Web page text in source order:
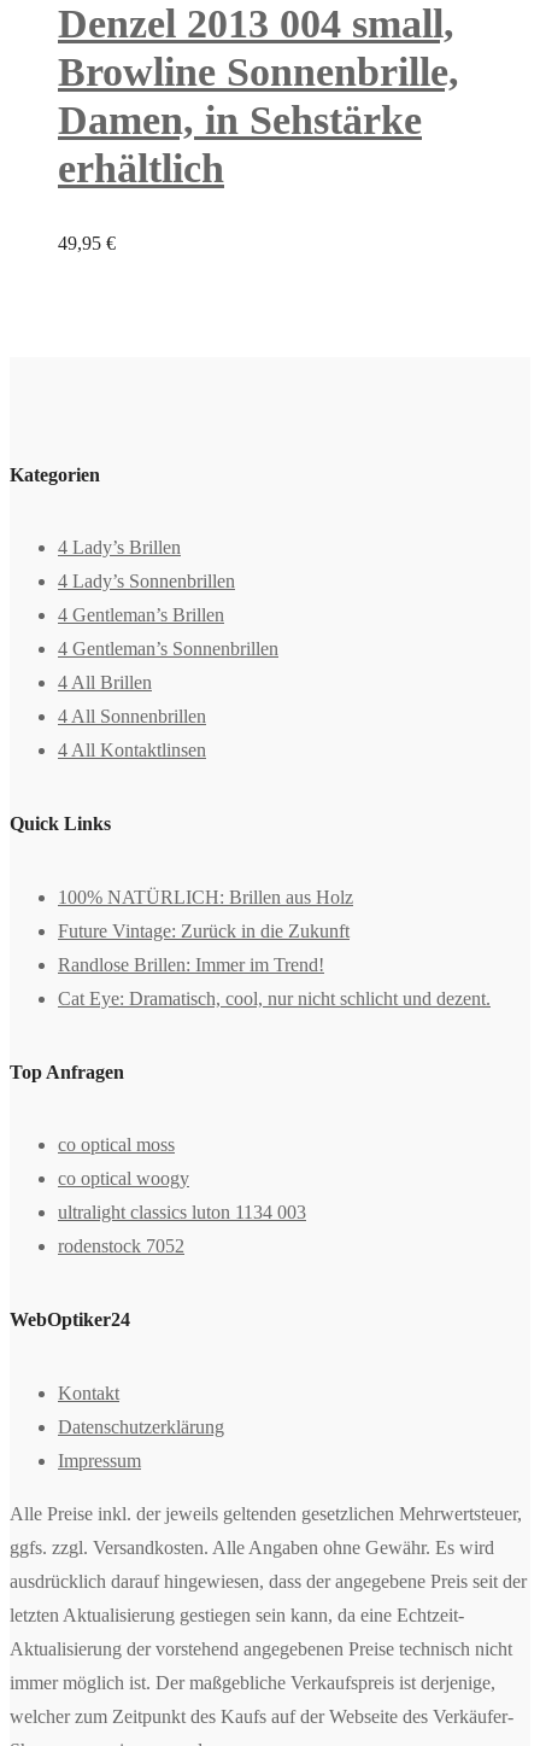
Denzel 2013 004 small,
Browline Sonnenbrille,
Damen, in Sehstärke
erhältlich
49,95 €
Kategorien
4 Lady’s Brillen
4 Lady’s Sonnenbrillen
4 Gentleman’s Brillen
4 Gentleman’s Sonnenbrillen
4 All Brillen
4 All Sonnenbrillen
4 All Kontaktlinsen
Quick Links
100% NATÜRLICH: Brillen aus Holz
Future Vintage: Zurück in die Zukunft
Randlose Brillen: Immer im Trend!
Cat Eye: Dramatisch, cool, nur nicht schlicht und dezent.
Top Anfragen
co optical moss
co optical woogy
ultralight classics luton 1134 003
rodenstock 7052
WebOptiker24
Kontakt
Datenschutzerklärung
Impressum
Alle Preise inkl. der jeweils geltenden gesetzlichen Mehrwertsteuer,
ggfs. zzgl. Versandkosten. Alle Angaben ohne Gewähr. Es wird
ausdrücklich darauf hingewiesen, dass der angegebene Preis seit der
letzten Aktualisierung gestiegen sein kann, da eine Echtzeit-
Aktualisierung der vorstehend angegebenen Preise technisch nicht
immer möglich ist. Der maßgebliche Verkaufspreis ist derjenige,
welcher zum Zeitpunkt des Kaufs auf der Webseite des Verkäufer-